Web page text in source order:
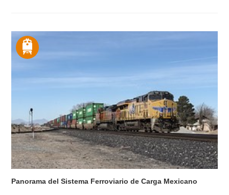
Panorama del Sistema Ferroviario de Carga Mexicano